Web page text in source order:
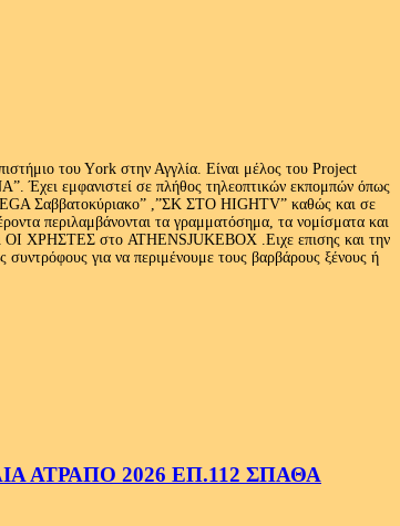
του Υork στην Αγγλία. Είναι μέλος του Project
Έχει εμφανιστεί σε πλήθος τηλεοπτικών εκπομπών όπως
,”ΣΚ ΣΤΟ HIGHTV” καθώς και σε
περιλαμβάνονται τα γραμματόσημα, τα νομίσματα και
ΟΙ ΧΡΗΣΤΕΣ στο ATHENSJUKEBOX .Ειχε επισης και την
για να περιμένουμε τους βαρβάρους ξένους ή
ΑΤΡΑΠΟ 2026 ΕΠ.112 ΣΠΑΘΑ